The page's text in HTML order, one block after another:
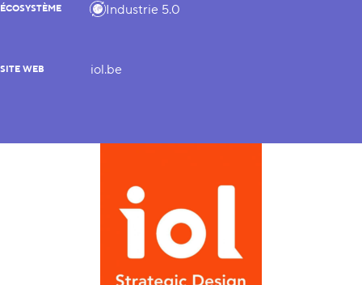
ÉCOSYSTÈME Industrie 5.0
SITE WEB iol.be